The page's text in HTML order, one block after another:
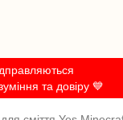
та довіру 💙